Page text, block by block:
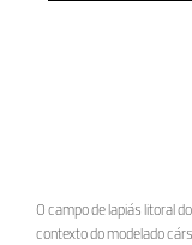
O campo de lapiás litoral
contexto do modelado